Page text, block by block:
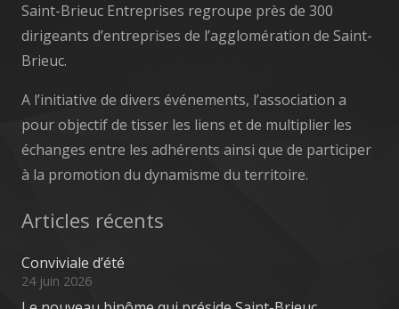
Saint-Brieuc Entreprises regroupe près de 300
dirigeants d’entreprises de l’agglomération de Saint-
Brieuc.
A l’initiative de divers événements, l’association a
pour objectif de tisser les liens et de multiplier les
échanges entre les adhérents ainsi que de participer
à la promotion du dynamisme du territoire.
Articles récents
Conviviale d’été
24 juin 2026